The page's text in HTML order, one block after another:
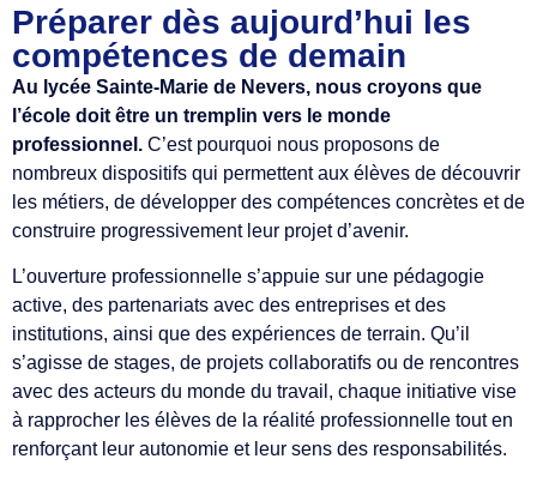
Préparer dès aujourd’hui les
compétences de demain
Au lycée Sainte-Marie de Nevers, nous croyons que
l’école doit être un tremplin vers le monde
professionnel. C’est pourquoi nous proposons de
nombreux dispositifs qui permettent aux élèves de découvrir
les métiers, de développer des compétences concrètes et de
construire progressivement leur projet d’avenir.
L’ouverture professionnelle s’appuie sur une pédagogie
active, des partenariats avec des entreprises et des
institutions, ainsi que des expériences de terrain. Qu’il
s’agisse de stages, de projets collaboratifs ou de rencontres
avec des acteurs du monde du travail, chaque initiative vise
à rapprocher les élèves de la réalité professionnelle tout en
renforçant leur autonomie et leur sens des responsabilités.